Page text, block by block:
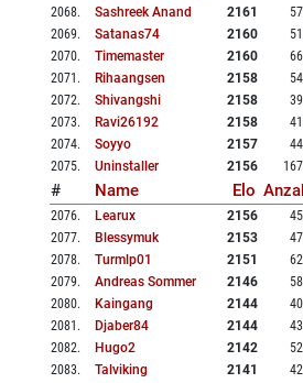
2068. Sashreek Anand 2161
2069. Satanas74 2160
2070. Timemaster 2160
2071 . Rihaangsen 2158
2072. Shivangshi 2158
2073. Ravi26192 2158
2074. Soyyo 2157
2075. Uninstaller 2156
# Name Elo
2076. Learux 2156
2077. Blessymuk 2153
2078. Turmlp01 2151
2079. Andreas Sommer 2146
2080. Kaingang 2144
2081 . Djaber84 2144
2082. Hugo2 2142
2083. Talviking 2141